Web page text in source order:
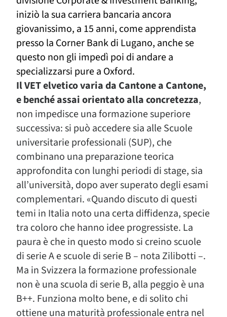
iniziò la sua carriera bancaria ancora
giovanissimo, a 15 anni, come apprendista
presso la Corner Bank di Lugano, anche se
questo non gli impedì poi di andare a
specializzarsi pure a Oxford.
Il VET elvetico varia da Cantone a Cantone,
e benché assai orientato alla concretezza,
non impedisce una formazione superiore
successiva: si può accedere sia alle Scuole
universitarie professionali (SUP), che
combinano una preparazione teorica
approfondita con lunghi periodi di stage, sia
all’università, dopo aver superato degli esami
complementari. «Quando discuto di questi
temi in Italia noto una certa diffidenza, specie
tra coloro che hanno idee progressiste. La
paura è che in questo modo si creino scuole
di serie A e scuole di serie B – nota Zilibotti –.
Ma in Svizzera la formazione professionale
non è una scuola di serie B, alla peggio è una
B++. Funziona molto bene, e di solito chi
ottiene una maturità professionale entra nel